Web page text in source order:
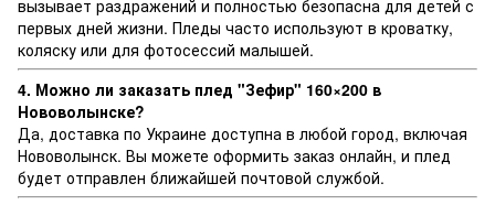
вызывает раздражений и полностью безопасна для детей с
первых дней жизни. Пледы часто используют в кроватку,
коляску или для фотосессий малышей.
4. Можно ли заказать плед "Зефир" 160×200 в
Нововолынске?
Да, доставка по Украине доступна в любой город, включая
Нововолынск. Вы можете оформить заказ онлайн, и плед
будет отправлен ближайшей почтовой службой.